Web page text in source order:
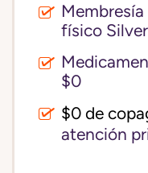
físico
$0
$0 de
atención